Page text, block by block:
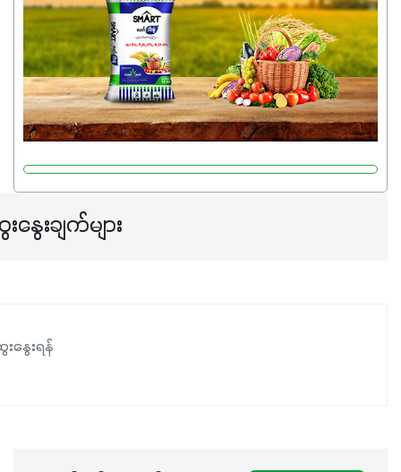
ပြီး အစာချက်လုပ်မှုအားကောင်းစေပါတယ်။ အပင်၏ပင်ပိုင်း
ကြီးထွားမှုကို တိုးမြင့်စေကာ အပင်သန်၍ အကြီးမြန်စေပါတယ်။
သင့်တော်တဲ့ Phosphorus 7%ပါဝင်မှုကြောင့် အပင်ရဲ့ အမြစ်
ဖွဲ့စည်းတည်ဆောက်မှုကို ပို၍သန်မာလာအောင် အားပေးပါ
တယ်။ ဒါ့အပြင် ပန်းပွင့်ခြင်း၊အသီးသီးခြင်း၊အစေ့တည်ခြင်း
လုပ်ငန်းစဉ်များကိုလည်း အားပေးပါတယ်။ လုံလောက်တဲ့
Potassium 8%က အပင်ရဲ့ ရောဂါဒဏ်၊ရာသီဥတုဒဏ်ခံနိုင်ရည်
အရသာ ပိုမိုကောင်းမွန်စေဖို့အတွက် လိုအပ်တဲ့အာဟာရဓာတ်
ဖြစ်ပါတယ်။ ဟူးမစ်အက်စစ်ပါဝင်ပေါင်းစပ်ထားတဲ့အတွက်
နှံစားသီးနှံများ၊ပဲအမျိုးမျိုး၊ဟင်းသီးဟင်းရွက်နဲ့ ဥယျာဉ်ခြံသီးနှံ
အားလုံးမှာ အသုံးပြုနိုင်တယ်ဆိုတော့ တစ်မျိုးတည်းနဲ့ အားလုံး
နွေးချက်များ
နွေးရန်